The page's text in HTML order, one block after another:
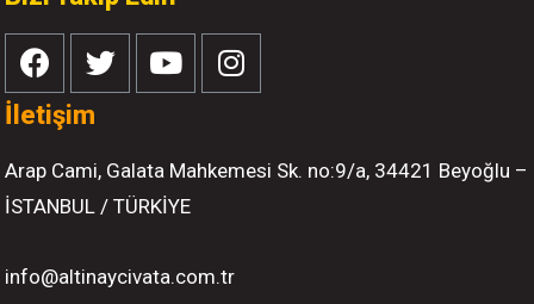
İletişim
Arap Cami, Galata Mahkemesi Sk. no:9/a, 34421 Beyoğlu –
İSTANBUL / TÜRKİYE
info@altinaycivata.com.tr